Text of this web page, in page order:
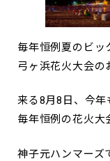
毎年恒例夏のビ
弓ヶ浜花火大会
来る8月8日、今年
毎年恒例の花火大
神子元ハンマーズ